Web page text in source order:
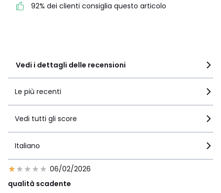
4 229
Vedi i dettagli delle recensioni
92% dei clienti consiglia questo articolo
Le più recenti
Vedi tutti gli score
Italiano
06/02/2026
qualità scadente